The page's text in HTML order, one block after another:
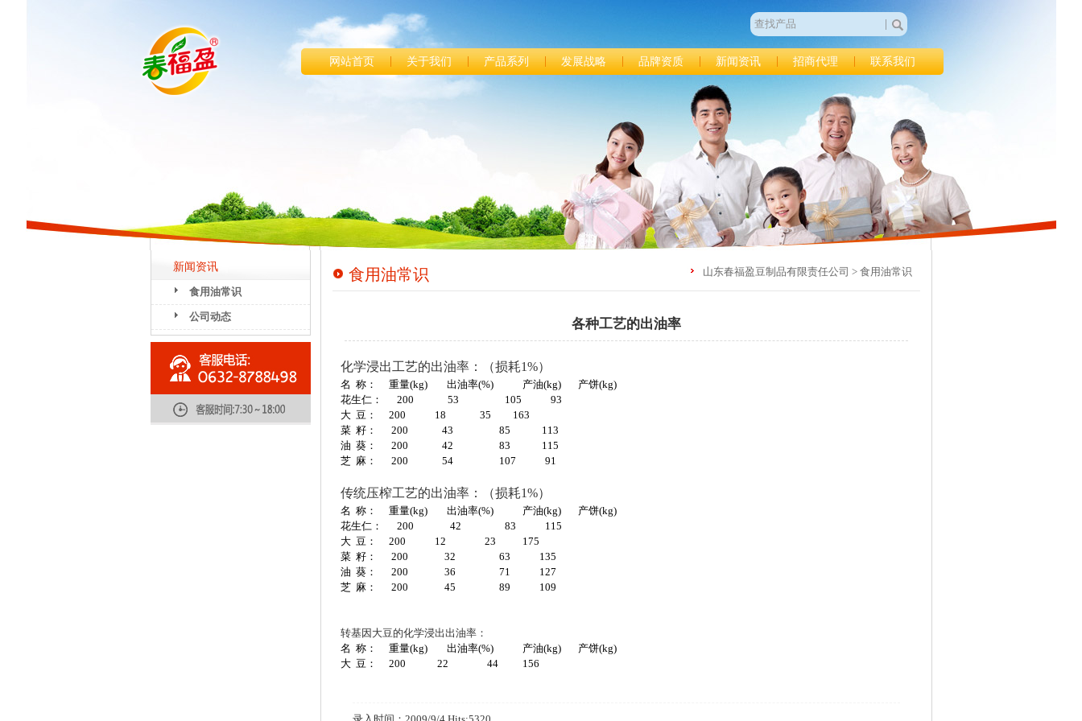
网站首页 关于我们 产品系列 发展战略 品牌资质 新闻资讯 招商代理 联系我们
新闻资讯
食用油常识
公司动态
山东春福盈豆制品有限责任公司 > 食用油常识
食用油常识
各种工艺的出油率
化学浸出工艺的出油率：（损耗1%）
名 称： 重量(kg) 出油率(%) 产油(kg)
产饼(kg)
花生仁：
200 53 105
93
大 豆： 200 18 35
163
菜 籽： 200 43 85
113
油 葵： 200 42 83
115
芝 麻： 200 54 107 91
传统压榨工艺的出油率：（损耗1%）
名 称： 重量(kg) 出油率(%) 产油(kg)
产饼(kg)
花生仁：
200 42 83
115
大 豆： 200 12 23
175
菜 籽： 200 32 63
135
油 葵： 200 36 71
127
芝 麻： 200 45 89 109
转基因大豆的化学浸出出油率：
名 称： 重量(kg) 出油率(%) 产油(kg)
产饼(kg)
大 豆： 200 22 44 156